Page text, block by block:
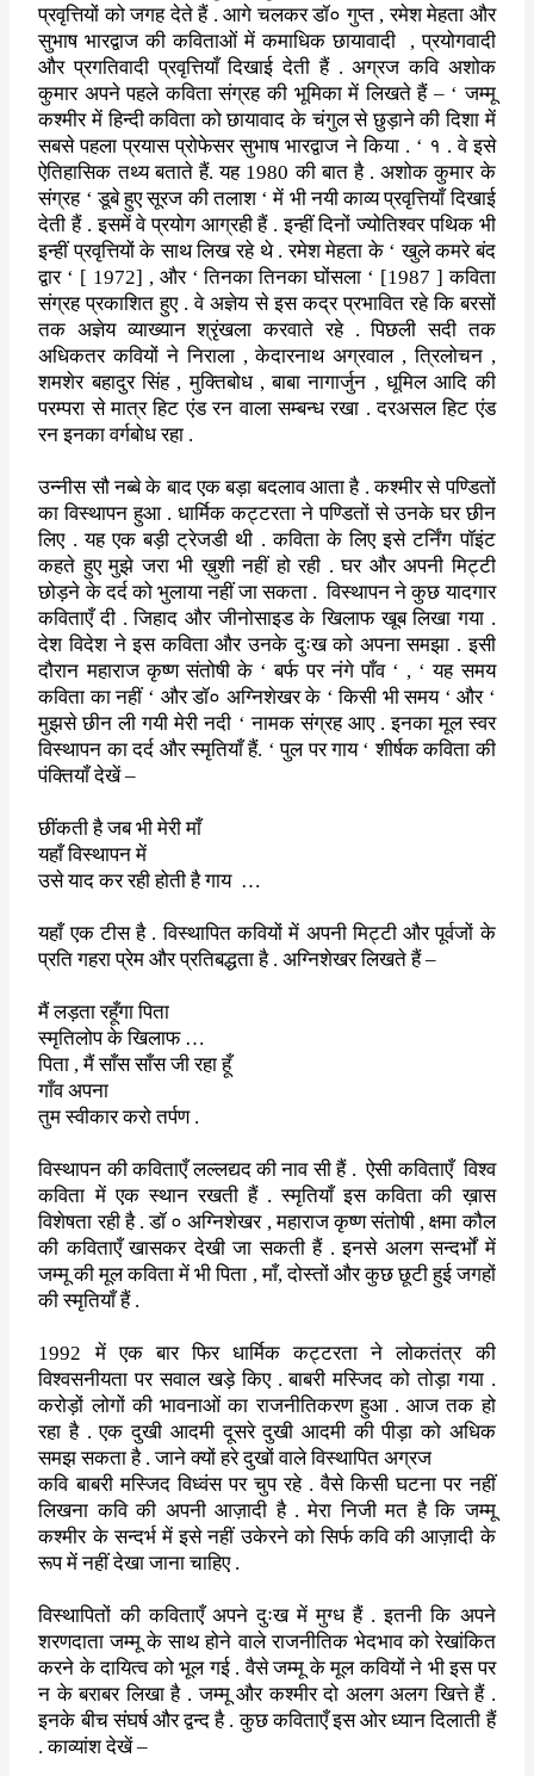
प्रवृत्तियों को जगह देते हैं . आगे चलकर डॉ० गुप्त ,रमेशमेहता और
सुभाष भारद्वाज की कविताओं में कमाधिक छायावादी,प्रयोगवादी
और प्रगतिवादी प्रवृत्तियाँ दिखाई देती हैं . अग्रज कवि अशोक
कुमार अपनेपहले कविता संग्रह की भूमिका में लिखते हैं – ‘जम्मू
कश्मीर में हिन्दीकविता को छायावाद के चंगुल से छुड़ाने की दिशा में
सबसे पहला प्रयासप्रोफेसर सुभाष भारद्वाज ने किया . ‘ १ . वे इसे
ऐतिहासिक तथ्य बताते हैं.यह 1980की बात है . अशोक कुमार के
संग्रह ‘डूबे हुए सूरज की तलाश ‘ में भी नयी काव्य प्रवृत्तियाँ दिखाई
देती हैं . इसमें वे प्रयोग आग्रहीहैं . इन्हीं दिनों ज्योतिश्वर पथिक भी
इन्हीं प्रवृत्तियों के साथ लिखरहे थे . रमेश मेहता के ‘खुले कमरे बंद
द्वार ‘ [ 1972] , और ‘तिनका तिनका घोंसला ‘ [1987 ]कविता
संग्रह प्रकाशित हुए . वे अज्ञेय से इसकद्र प्रभावित रहे कि बरसों
तक अज्ञेय व्याख्यान श्रृंखला करवाते रहे .पिछली सदी तक
अधिकतर कवियों ने निराला ,केदारनाथ अग्रवाल ,त्रिलोचन ,
शमशेर बहादुर सिंह ,मुक्तिबोध ,बाबा नागार्जुन , धूमिल आदि की
परम्परा से मात्र हिट एंड रन वाला सम्बन्ध रखा . दरअसल हिट एंड
रन इनका वर्गबोधरहा .
उन्नीस सौ नब्बे के बाद एक बड़ा बदलाव आता है . कश्मीर से पण्डितों
का विस्थापन हुआ . धार्मिक कट्टरता ने पण्डितों से उनके घर छीन
लिए . यह एकबड़ी ट्रेजडी थी . कविता के लिए इसे टर्निंग पॉइंट
कहते हुए मुझे जरा भीख़ुशी नहीं हो रही . घर और अपनी मिट्टी
छोड़ने के दर्द को भुलाया नहीं जासकता . विस्थापन ने कुछ यादगार
कविताएँ दी . जिहाद और जीनोसाइड के खिलाफखूब लिखा गया .
देश विदेश ने इस कविता और उनके दुःख को अपना समझा . इसी
दौरान महाराज कृष्ण संतोषी के ‘बर्फ पर नंगे पाँव ‘ , ‘यह समय
कविता कानहीं ‘ और डॉ० अग्निशेखर के ‘किसी भी समय ‘और ‘
मुझसे छीन ली गयी मेरी नदी ‘नामक संग्रह आए . इनका मूल स्वर
विस्थापन का दर्द और स्मृतियाँ हैं. ‘पुल पर गाय ‘शीर्षक कविता की
पंक्तियाँ देखें –
छींकती है जब भी मेरी माँ
यहाँ विस्थापन में
उसे याद कर रही होती है गाय…
यहाँ एक टीस है . विस्थापित कवियों में अपनी मिट्टी और पूर्वजों के
प्रतिगहरा प्रेम और प्रतिबद्धता है . अग्निशेखर लिखते हैं –
मैं लड़ता रहूँगा पिता
स्मृतिलोप के खिलाफ …
पिता ,मैं साँस साँस जी रहा हूँ
गाँव अपना
तुम स्वीकार करो तर्पण .
विस्थापन की कविताएँ लल्लद्यद की नाव सी हैं . ऐसी कविताएँ विश्व
कवितामें एक स्थान रखती हैं . स्मृतियाँ इस कविता की ख़ास
विशेषता रही है . डॉ ० अग्निशेखर ,महाराज कृष्ण संतोषी ,क्षमा कौल
की कविताएँ खासकर देखी जासकती हैं . इनसे अलग सन्दर्भों में
जम्मू की मूल कविता में भी पिता ,माँ,दोस्तों और कुछ छूटी हुई जगहों
की स्मृतियाँ हैं .
1992में एक बार फिर धार्मिक कट्टरता ने लोकतंत्र की
विश्वसनीयता पर सवालखड़े किए . बाबरी मस्जिद को तोड़ा गया .
करोड़ों लोगों की भावनाओं काराजनीतिकरण हुआ . आज तक हो
रहा है . एक दुखी आदमी दूसरे दुखी आदमी कीपीड़ा को अधिक
समझ सकता है . जाने क्यों हरे दुखों वाले विस्थापित अग्रज
कवि बाबरी मस्जिद विध्वंस पर चुप रहे . वैसे किसी घटना पर नहीं
लिखना कविकी अपनी आज़ादी है . मेरा निजी मत है कि जम्मू
कश्मीर के सन्दर्भ में इसेनहीं उकेरने को सिर्फ कवि की आज़ादी के
रूप में नहीं देखा जाना चाहिए .
विस्थापितों की कविताएँ अपने दुःख में मुग्ध हैं . इतनी कि अपने
शरणदाता जम्मू के साथ होने वाले राजनीतिक भेदभाव को रेखांकित
करने के दायित्व कोभूल गई . वैसे जम्मू के मूल कवियों ने भी इस पर
न के बराबर लिखा है .जम्मू और कश्मीर दो अलग अलग खित्ते हैं .
इनके बीच संघर्ष और द्वन्द है . कुछ कविताएँ इस ओर ध्यान दिलाती हैं
. काव्यांश देखें –